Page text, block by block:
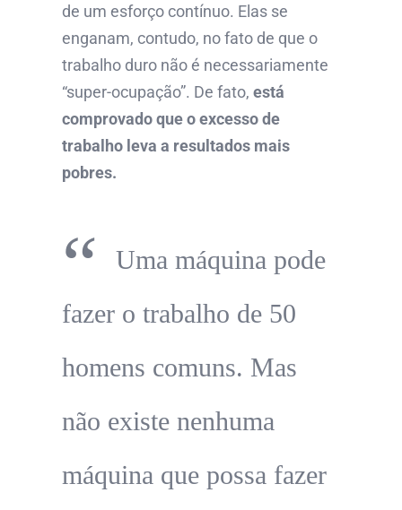
de um esforço contínuo. Elas se
enganam, contudo, no fato de que o
trabalho duro não é necessariamente
“super-ocupação”. De fato, está
comprovado que o excesso de
trabalho leva a resultados mais
pobres.
“
Uma máquina pode
fazer o trabalho de 50
homens comuns. Mas
não existe nenhuma
máquina que possa fazer